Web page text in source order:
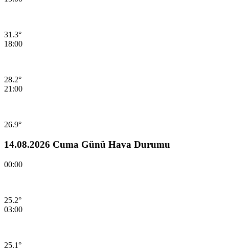
31.3°
18:00
28.2°
21:00
26.9°
14.08.2026 Cuma Günü Hava Durumu
00:00
25.2°
03:00
25.1°